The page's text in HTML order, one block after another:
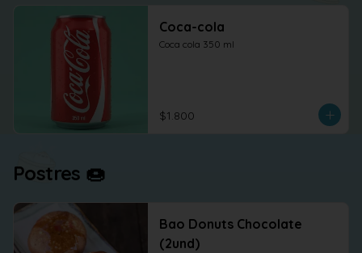
Coca-cola
Coca cola 350 ml
$1.800
Postres 🍩
Bao Donuts Chocolate
(2und)